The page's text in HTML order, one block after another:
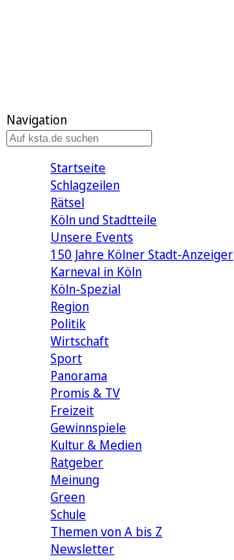
Navigation
Startseite
Schlagzeilen
Rätsel
Köln und Stadtteile
Unsere Events
150 Jahre Kölner Stadt-Anzeiger
Karneval in Köln
Köln-Spezial
Region
Politik
Wirtschaft
Sport
Panorama
Promis & TV
Freizeit
Gewinnspiele
Kultur & Medien
Ratgeber
Meinung
Green
Schule
Themen von A bis Z
Newsletter